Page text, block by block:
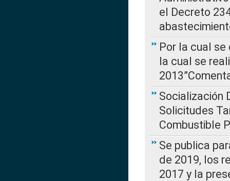
el Decreto
Por la cual se
la cual se
Socialización
Solicitudes
Combustible
Se publica
de 2019, los
2017 y la